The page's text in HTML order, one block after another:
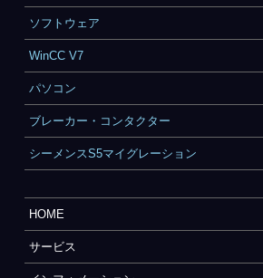
ソフトウェア
WinCC V7
パソコン
ブレーカー・コンタクター
シーメンスS5マイグレーション
HOME
サービス